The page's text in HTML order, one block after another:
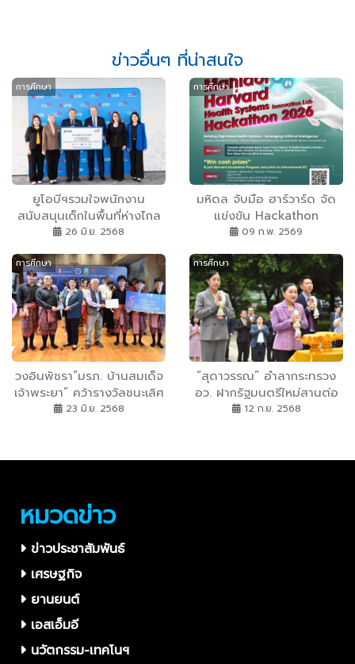
ข่าวอื่นๆ ที่น่าสนใจ
การศึกษา
ยูโอบีฯรวมใจพนักงาน
สนับสนุนเด็กในพื้นที่ห่างไกล
เปิดโอกาสทางการศึกษาเพื่อ
อนาคตที่สดใส
26 มิ.ย. 2568
การศึกษา
มหิดล จับมือ ฮาร์วาร์ด จัด
แข่งขัน Hackathon
Medical AI ปั้นนวัตกรไทยสู่
เวทีโลก
09 ก.พ. 2569
การศึกษา
วงอินพัชรา“มรภ. บ้านสมเด็จ
เจ้าพระยา” คว้ารางวัลชนะเลิศ
ภาคกลางในเวทีประลองยอด
อ่อง” ชื่นชมศักยภาพด้าน
23 มิ.ย. 2568
การศึกษา
“สุดาวรรณ” อำลากระทรวง
อว. ฝากรัฐมนตรีใหม่สานต่อ
นโยบายสำคัญ ดึง
12 ก.ย. 2568
หมวดข่าว
ข่าวประชาสัมพันธ์
เศรษฐกิจ
ยานยนต์
เอสเอ็มอี
นวัตกรรม-เทคโนฯ